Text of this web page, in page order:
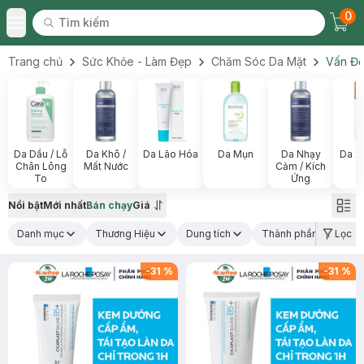
Toggle Menu
Tìm kiếm
Tìm kiếm
0
Trang chủ Sức Khỏe - Làm Đẹp Chăm Sóc Da Mặt Vấn
Da Dầu / Lỗ
Chân Lông
To
Da Khô /
Mất Nước
Da Lão Hóa Da Mụn
Da Nhạy
Cảm / Kích
Ứng
Da
Nổi bậtMới nhấtBán chạyGiá
Danh mục Thương Hiệu Dung tích Thành phần nổi bật
Lọc
-31 % -31 %